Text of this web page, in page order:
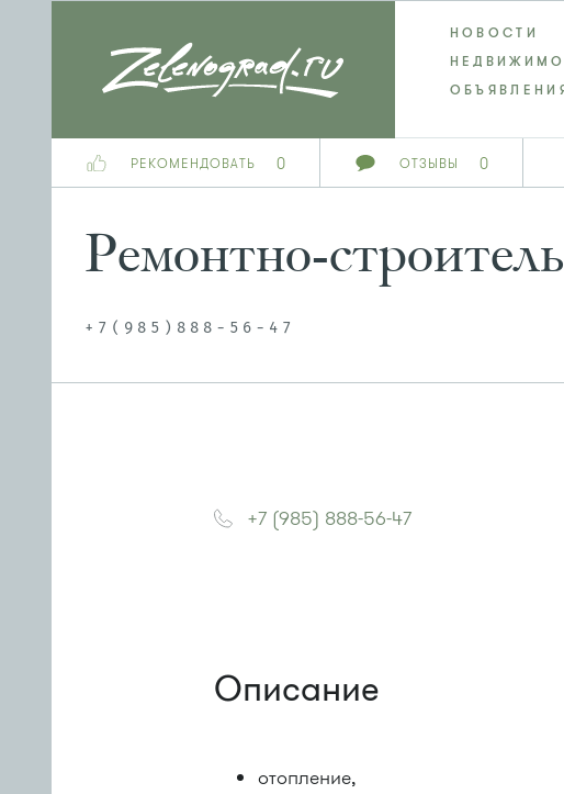
РЕКОМЕНДОВАТЬ 0 ОТЗЫВЫ 0
НОВОСТИ
Ремонтно-
+7(985)888-56-47
+7 (985) 888-56-47
Описание
отопление,